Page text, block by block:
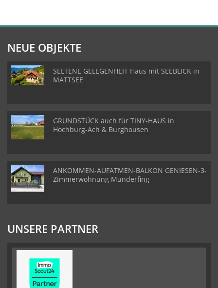
NEUE OBJEKTE
SELTENE GELEGENHEIT Haus mit SEEBLICK in
MATTSEE
GRUNDSTÜCK auch für TINY-HAUS in
Hochburg-Ach & Burghausen
ANKOMMEN-AUFATMEN-BALKON GENIESEN-3-
Zimmerwohnung Munderfing
UNSERE PARTNER